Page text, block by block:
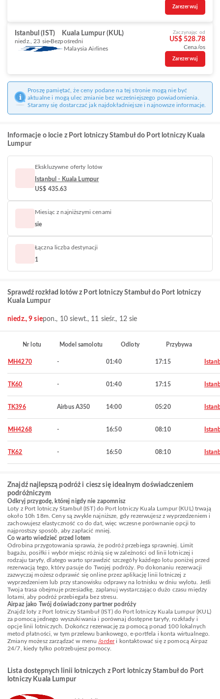
Zarezerwuj
Istanbul (IST) Kuala Lumpur (KUL)
niedz., 23 sie Bezpośredni
Malaysia Airlines
Zaczynając od
US$ 528.78
Cena/os
Zarezerwuj
Proszę pamiętać, że ceny podane na tej stronie mogą nie być
aktualne i mogą ulec zmianie bez wcześniejszego powiadomienia.
Staramy się dostarczać jak najdokładniejsze i najnowsze informacje.
Informacje o locie z Port lotniczy Stambuł do Port lotniczy Kuala
Lumpur
Ekskluzywne oferty lotów
Istanbul - Kuala Lumpur
US$ 435.63
Miesiąc z najniższymi cenami
sie
Łączna liczba destynacji
1
Sprawdź rozkład lotów z Port lotniczy Stambuł do Port lotniczy
Kuala Lumpur
niedz., 9 siepon., 10 siewt., 11 sieśr., 12 sie
Nr lotu Model samolotu Odloty Przybywa
MH4270 - 01:40 17:15
TK60 - 01:40 17:15
TK396 Airbus A350 14:00 05:20
MH4268 - 16:50 08:10
TK62 - 16:50 08:10
Znajdź najlepszą podróż i ciesz się idealnym doświadczeniem
podróżniczym
Odkryj przygodę, której nigdy nie zapomnisz
Loty z Port lotniczy Stambuł (IST) do Port lotniczy Kuala Lumpur (KUL) trwają
około 10h 18m. Ceny są zwykle najniższe, gdy rezerwujesz z wyprzedzeniem i
zachowujesz elastyczność co do dat, więc wczesne porównanie opcji to
najprostszy sposób, aby zapłacić mniej.
Co warto wiedzieć przed lotem
Odrobina przygotowania sprawia, że podróż przebiega sprawniej. Limit
bagażu, posiłki i wybór miejsc różnią się w zależności od linii lotniczej i
rodzaju taryfy, dlatego warto sprawdzić szczegóły każdego lotu poniżej przed
rezerwacją tego, który pasuje do Twojej podróży. Po dokonaniu rezerwacji
zazwyczaj możesz odprawić się online przez aplikację linii lotniczej z
wyprzedzeniem lub przy stanowisku odprawy na lotnisku w dniu wylotu. Jeśli
Twoja trasa obejmuje przesiadkę, zaplanuj wystarczająco dużo czasu między
lotami, aby podróż przebiegała bez stresu.
Airpaz jako Twój doświadczony partner podróży
Znajdź loty z Port lotniczy Stambuł (IST) do Port lotniczy Kuala Lumpur (KUL)
za pomocą jednego wyszukiwania i porównaj dostępne taryfy, rozkłady i
opcje linii lotniczych. Dokończ rezerwację za pomocą ponad 100 lokalnych
metod płatności, w tym przelewu bankowego, e-portfela i konta wirtualnego.
Zmiany możesz zarządzać w menu /orderi kontaktować się z pomocą Airpaz
24/7, kiedy tylko potrzebujesz pomocy.
Lista dostępnych linii lotniczych z Port lotniczy Stambuł do Port
lotniczy Kuala Lumpur